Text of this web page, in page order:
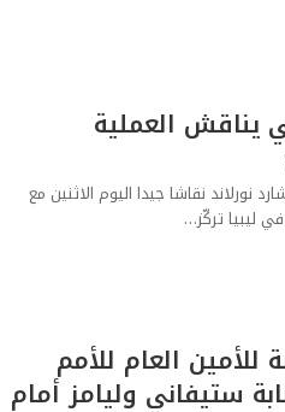
يناقش العملية
نورلاند نقاشا جيدا اليوم الاثنين مع
ليبيا تركّز…
للأمين العام للأمم
ستيفاني وليامز أمام